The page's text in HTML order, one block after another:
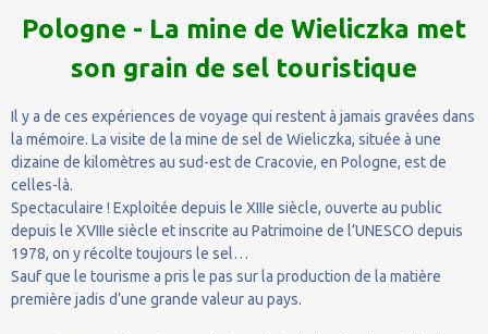
Pologne - La mine de Wieliczka met
son grain de sel touristique
Il y a de ces expériences de voyage qui restent à jamais gravées dans
la mémoire. La visite de la mine de sel de Wieliczka, située à une
dizaine de kilomètres au sud-est de Cracovie, en Pologne, est de
celles-là.
Spectaculaire ! Exploitée depuis le XIIIe siècle, ouverte au public
depuis le XVIIIe siècle et inscrite au Patrimoine de l’UNESCO depuis
1978, on y récolte toujours le sel…
Sauf que le tourisme a pris le pas sur la production de la matière
première jadis d’une grande valeur au pays.